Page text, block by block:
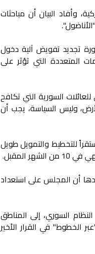
وأفاد البيان أن مباحثات
بضرورة تجديد تفويض آلية دخول
مشيرة إلى حجم الأزمات المتعددة التي تؤثر على
السورية التي تكافح
وليس السياسة، يجب أن
للتخطيط والتمويل طويل
المقبل.
أن المجلس على استعداد
من مناطق سيطرة قوات النظام السوري، إلى المناطق
الخطوط" في القرار الأخير